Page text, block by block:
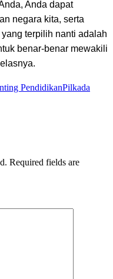
Anda dapat
negara kita, serta
terpilih nanti adalah
benar-benar mewakili
PendidikanPilkada
Required fields are